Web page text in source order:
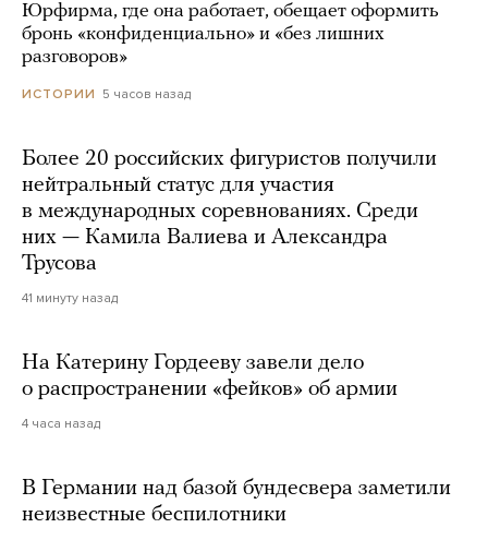
Юрфирма, где она работает, обещает оформить
бронь «конфиденциально» и «без лишних
разговоров»
ИСТОРИИ 5 часов назад
Более 20 российских фигуристов получили
нейтральный статус для участия
в международных соревнованиях. Среди
них — Камила Валиева и Александра
Трусова
41 минуту назад
На Катерину Гордееву завели дело
о распространении «фейков» об армии
4 часа назад
В Германии над базой бундесвера заметили
неизвестные беспилотники